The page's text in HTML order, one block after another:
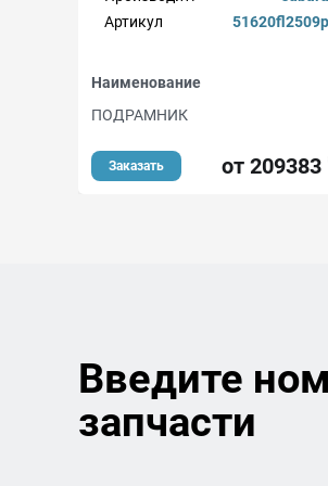
Артикул
51620fl2509p
Наименование
ПОДРАМНИК
Заказать от 209383
Введите
запчасти